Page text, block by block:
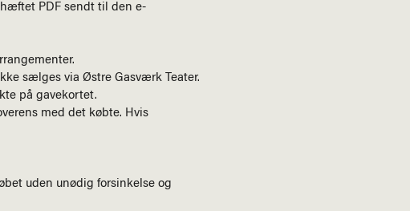
PDF sendt til den e-
sælges via Østre Gasværk Teater.
på gavekortet.
med det købte. Hvis
uden unødig forsinkelse og